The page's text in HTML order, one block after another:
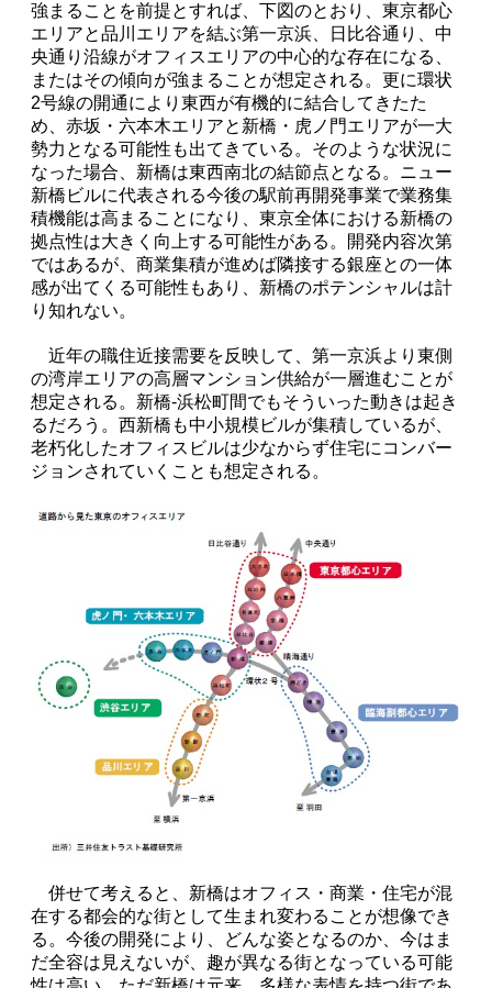
強まることを前提とすれば、下図のとおり、東京都心
エリアと品川エリアを結ぶ第一京浜、日比谷通り、中
央通り沿線がオフィスエリアの中心的な存在になる、
またはその傾向が強まることが想定される。更に環状
2号線の開通により東西が有機的に結合してきたた
め、赤坂・六本木エリアと新橋・虎ノ門エリアが一大
勢力となる可能性も出てきている。そのような状況に
なった場合、新橋は東西南北の結節点となる。ニュー
新橋ビルに代表される今後の駅前再開発事業で業務集
積機能は高まることになり、東京全体における新橋の
拠点性は大きく向上する可能性がある。開発内容次第
ではあるが、商業集積が進めば隣接する銀座との一体
感が出てくる可能性もあり、新橋のポテンシャルは計
り知れない。
近年の職住近接需要を反映して、第一京浜より東側
の湾岸エリアの高層マンション供給が一層進むことが
想定される。新橋-浜松町間でもそういった動きは起き
るだろう。西新橋も中小規模ビルが集積しているが、
老朽化したオフィスビルは少なからず住宅にコンバー
ジョンされていくことも想定される。
併せて考えると、新橋はオフィス・商業・住宅が混
在する都会的な街として生まれ変わることが想像でき
る。今後の開発により、どんな姿となるのか、今はま
だ全容は見えないが、趣が異なる街となっている可能